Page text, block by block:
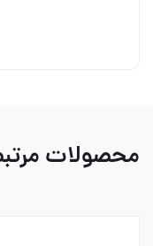
محصولات